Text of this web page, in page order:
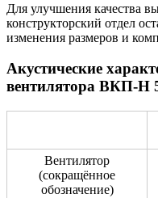
Для улучшения качества
конструкторский отдел
изменения размеров и
Акустические
вентилятора ВКП-Н
Вентилятор
(сокращённое
обозначение)